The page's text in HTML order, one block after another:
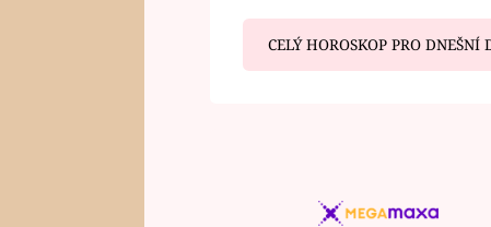
CELÝ HOROSKOP PRO DNEŠNÍ